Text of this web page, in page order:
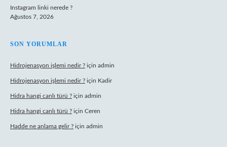
Instagram linki nerede ?
Ağustos 7, 2026
SON YORUMLAR
Hidrojenasyon işlemi nedir ? için admin
Hidrojenasyon işlemi nedir ? için Kadir
Hidra hangi canlı türü ? için admin
Hidra hangi canlı türü ? için Ceren
Hadde ne anlama gelir ? için admin